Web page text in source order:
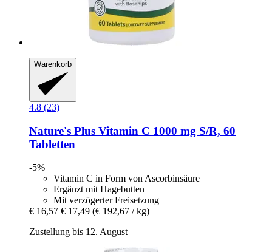
Warenkorb
4.8 (23)
Nature's Plus Vitamin C 1000 mg S/R, 60
Tabletten
-5%
Vitamin C in Form von Ascorbinsäure
Ergänzt mit Hagebutten
Mit verzögerter Freisetzung
€ 16,57 € 17,49 (€ 192,67 / kg)
Zustellung bis 12. August